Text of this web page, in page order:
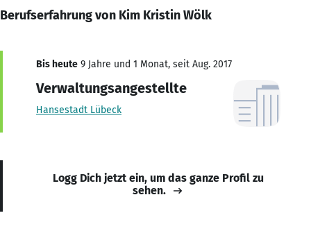
Berufserfahrung von Kim Kristin Wölk
Bis heute 9 Jahre und 1 Monat, seit Aug. 2017
Verwaltungsangestellte
Hansestadt Lübeck
Logg Dich jetzt ein, um das ganze Profil zu
sehen.